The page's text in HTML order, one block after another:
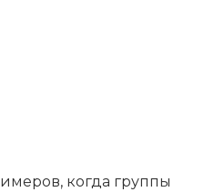
когда группы